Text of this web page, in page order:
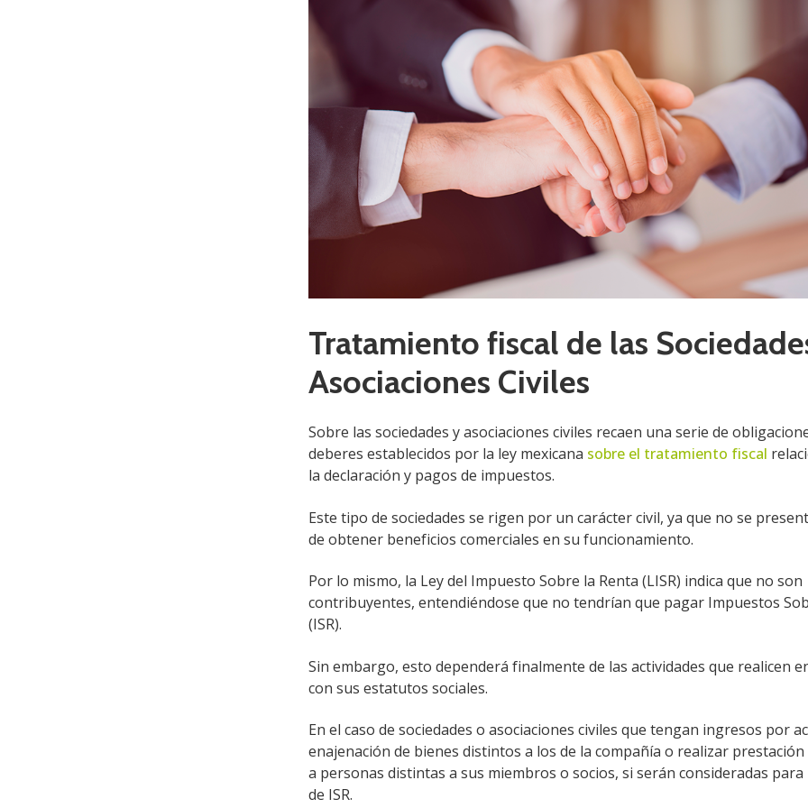
Tratamiento fiscal de las
Asociaciones Civiles
Sobre las sociedades y asociaciones civiles recaen una serie de
deberes establecidos por la ley mexicana sobre el tratamiento fiscal
la declaración y pagos de impuestos.
Este tipo de sociedades se rigen por un carácter civil, ya que no se
de obtener beneficios comerciales en su funcionamiento.
Por lo mismo, la Ley del Impuesto Sobre la Renta (LISR) indica que no son
contribuyentes, entendiéndose que no tendrían que pagar Impuestos
(ISR).
Sin embargo, esto dependerá finalmente de las actividades que realicen
con sus estatutos sociales.
En el caso de sociedades o asociaciones civiles que tengan ingresos por
enajenación de bienes distintos a los de la compañía o realizar prestación
a personas distintas a sus miembros o socios, si serán consideradas
de ISR.